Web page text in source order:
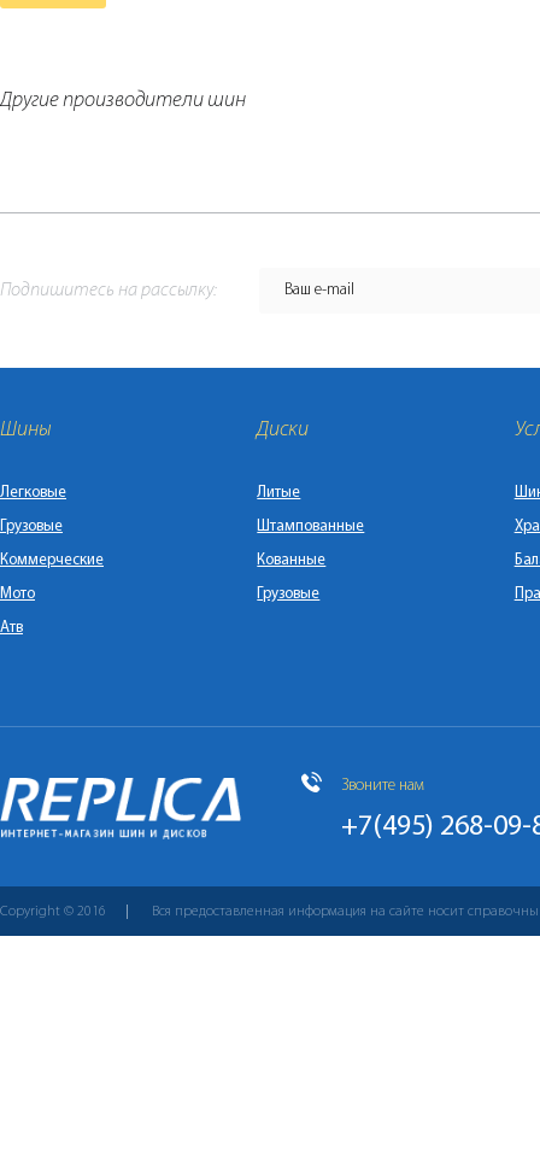
Другие производители шин
Подпишитесь на рассылку:
Шины
Легковые
Грузовые
Коммерческие
Мото
Атв
Диски
Литые
Штампованные
Кованные
Грузовые
Звоните нам
+7(495) 268-09-
Copyright © 2016 Вся предоставленная информация на сайте носит